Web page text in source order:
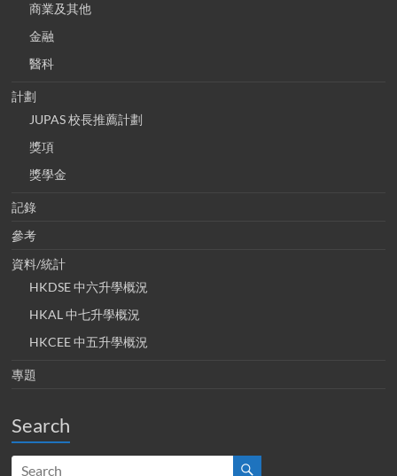
商業及其他
金融
醫科
計劃
JUPAS 校長推薦計劃
獎項
獎學金
記錄
參考
資料/統計
HKDSE 中六升學概況
HKAL 中七升學概況
HKCEE 中五升學概況
專題
Search